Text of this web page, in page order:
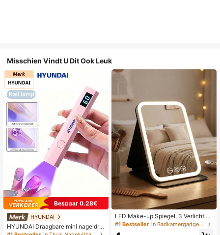
Misschien Vindt U Dit Ook Leuk
Bespaar 0.28€
HYUNDAI
HYUNDAI Draagbare mini nageldro
ger, oplaadbare handlamp UV/LED
LED Make-up Spiegel, 3 Verlichting
smodi, Verstelbare Helderheid, Draa
gbaar Vouwbaar Ontwerp, Geschikt
#1 Bestseller in Badkamergadgets die favoriet zijn bij klanten B